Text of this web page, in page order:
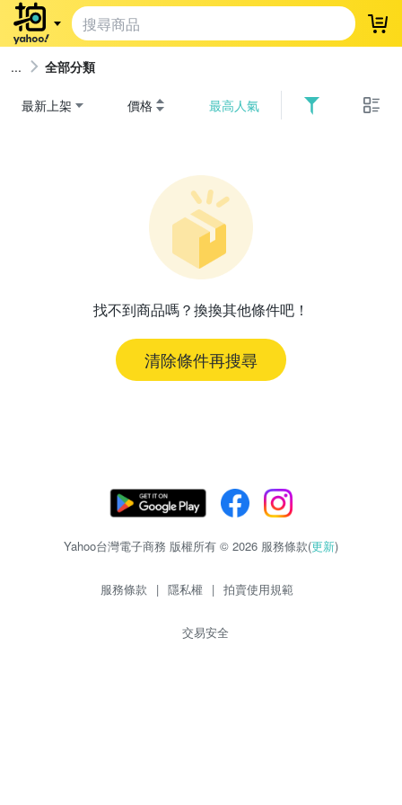
登
全部分類
最新上架 價格 最高人氣
找不到商品嗎？換換其他條件吧！
清除條件再搜尋
Yahoo台灣電子商務 版權所有 © 2026 服務條款(更新)
服務條款 | 隱私權 | 拍賣使用規範
交易安全